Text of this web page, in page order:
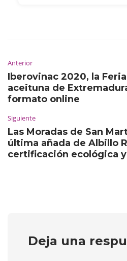
Anterior
Iberovinac 2020, la
aceituna de
formato online
Siguiente
Las Moradas de San
última añada de Albillo
certificación ecológica
Deja una